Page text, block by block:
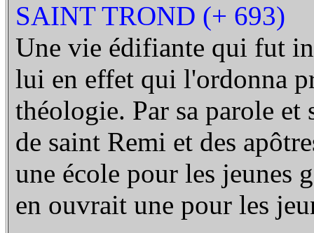
SAINT TROND (+ 693)
Une vie édifiante qui fut
lui en effet qui l'ordonna
théologie. Par sa parole
de saint Remi et des
une école pour les jeunes
en ouvrait une pour les